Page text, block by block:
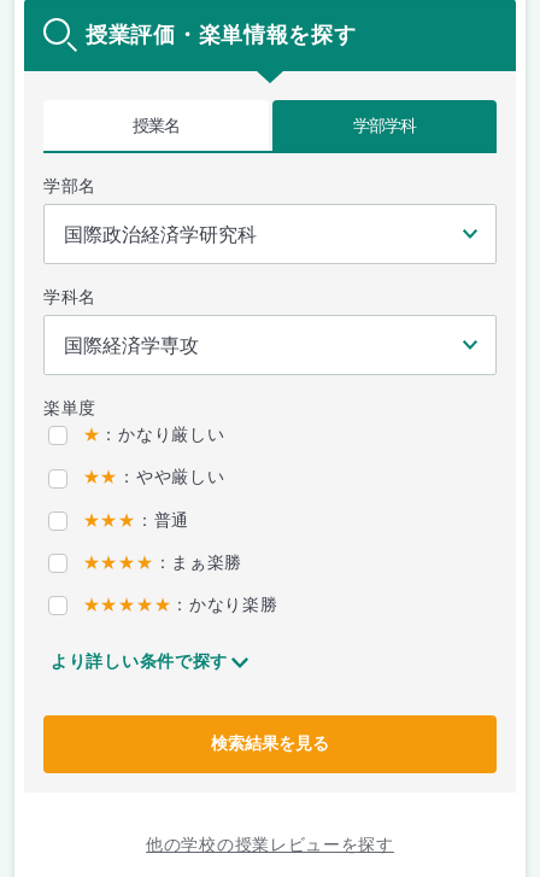
授業評価・楽単情報を探す
授業名 学部学科
学部名
学科名
楽単度
★ ：かなり厳しい
★★ ：やや厳しい
★★★ ：普通
★★★★ ：まぁ楽勝
★★★★★ ：かなり楽勝
より詳しい条件で探す
検索結果を見る
他の学校の授業レビューを探す